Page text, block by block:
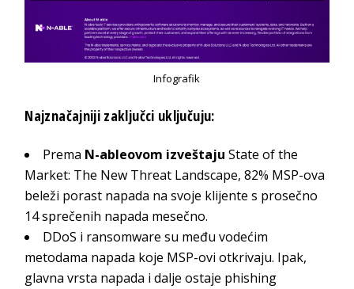
Infografik
Najznačajniji zaključci uključuju:
Prema N-ableovom izveštaju State of the
Market: The New Threat Landscape, 82% MSP-ova
beleži porast napada na svoje klijente s prosečno
14 sprečenih napada mesečno.
DDoS i ransomware su među vodećim
metodama napada koje MSP-ovi otkrivaju. Ipak,
glavna vrsta napada i dalje ostaje phishing